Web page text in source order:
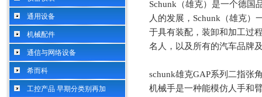
通用设备
机械配件
通信与网络设备
希而科
工控产品 早期分类别再加
Schunk（雄克）是一个德国
人的发展，Schunk（雄克）
于具有装配，装卸和加工过
名人，以及所有的汽车品牌
schunk雄克GAP系列二指张
机械手是一种能模仿人手和